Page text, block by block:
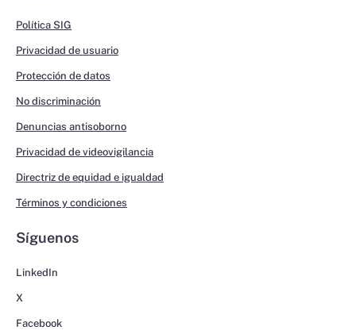
Política SIG
Privacidad de usuario
Protección de datos
No discriminación
Denuncias antisoborno
Privacidad de videovigilancia
Directriz de equidad e igualdad
Términos y condiciones
Síguenos
LinkedIn
X
Facebook